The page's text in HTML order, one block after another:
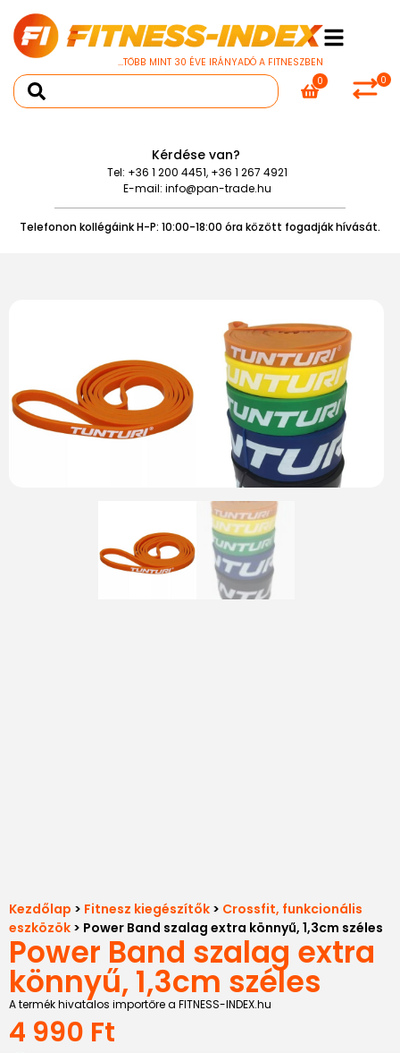
...TÖBB MINT 30 ÉVE IRÁNYADÓ A FITNESZBEN
0
0
Kérdése van?
Tel: +36 1 200 4451, +36 1 267 4921
E-mail: info@pan-trade.hu
Telefonon kollégáink H-P: 10:00-18:00 óra között fogadják hívását.
Kezdőlap > Fitnesz kiegészítők > Crossfit, funkcionális
eszközök > Power Band szalag extra könnyű, 1,3cm széles
Power Band szalag extra
könnyű, 1,3cm széles
A termék hivatalos importőre a FITNESS-INDEX.hu
4 990 Ft